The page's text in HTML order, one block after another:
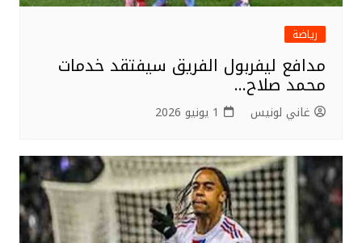
رياضة
مدافع ليفربول الفريق سيفتقد خدمات
محمد صلاح…
غاني لونيس 1 يونيو 2026